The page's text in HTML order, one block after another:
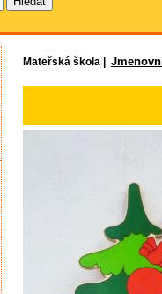
Mateřská škola |